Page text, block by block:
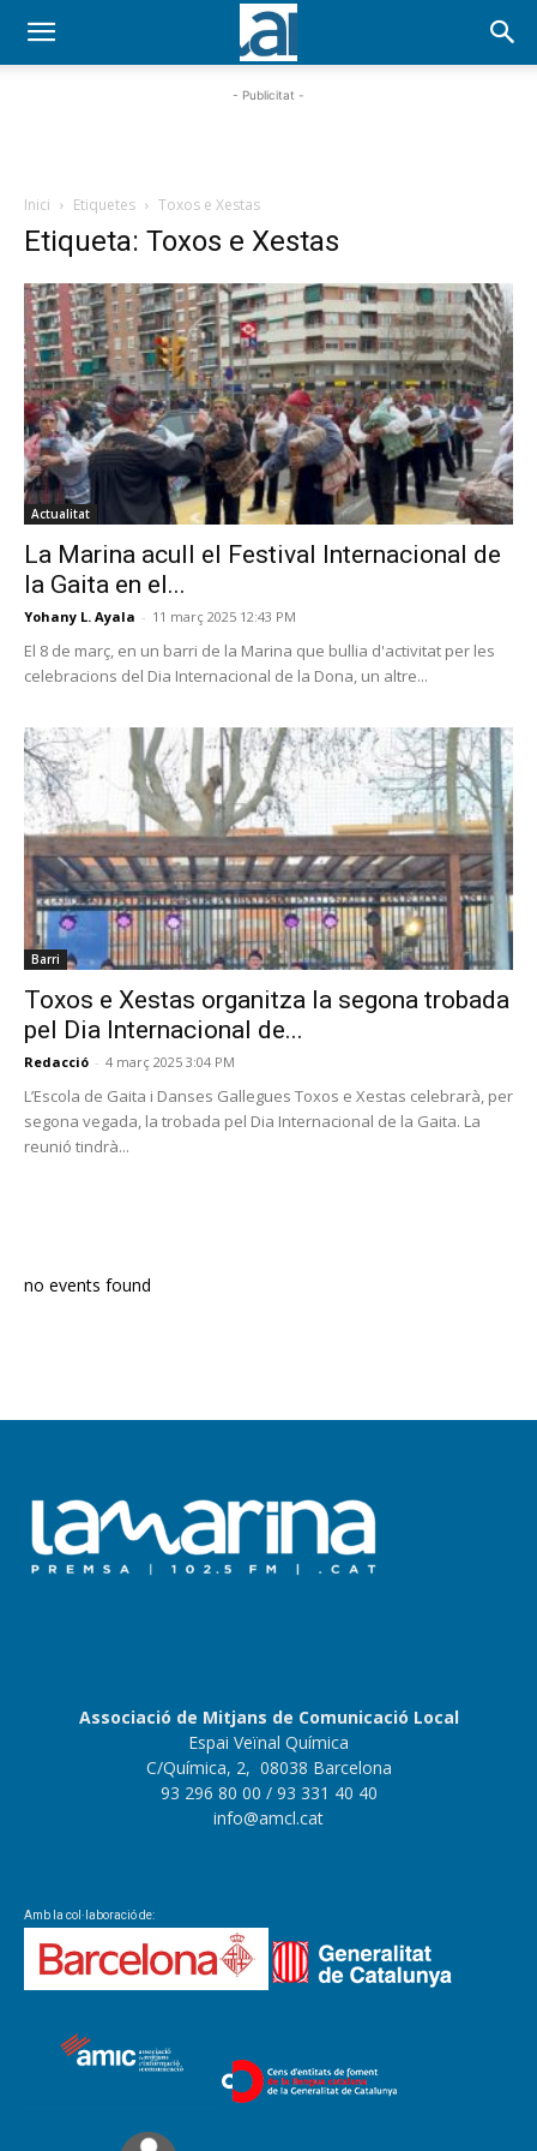
- Publicitat -
Inici Etiquetes Toxos e Xestas
Etiqueta: Toxos e Xestas
Actualitat
La Marina acull el Festival Internacional de
la Gaita en el...
Yohany L. Ayala - 11 març 2025 12:43 PM
El 8 de març, en un barri de la Marina que bullia d'activitat per les
celebracions del Dia Internacional de la Dona, un altre...
Barri
Toxos e Xestas organitza la segona trobada
pel Dia Internacional de...
Redacció - 4 març 2025 3:04 PM
L’Escola de Gaita i Danses Gallegues Toxos e Xestas celebrarà, per
segona vegada, la trobada pel Dia Internacional de la Gaita. La
reunió tindrà...
no events found
Associació de Mitjans de Comunicació Local
Espai Veïnal Química
C/Química, 2, 08038 Barcelona
93 296 80 00 / 93 331 40 40
info@amcl.cat
Amb la col·laboració de: